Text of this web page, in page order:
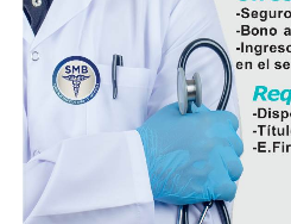
operan ocho empresas
granjas avícolas, las cuales
fuente de empleo y desarrollo
comunidades rurales de ambas